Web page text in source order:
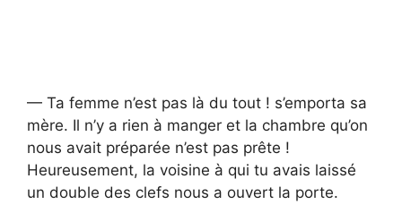
— Ta femme n’est pas là du tout ! s’emporta sa
mère. Il n’y a rien à manger et la chambre qu’on
nous avait préparée n’est pas prête !
Heureusement, la voisine à qui tu avais laissé
un double des clefs nous a ouvert la porte.